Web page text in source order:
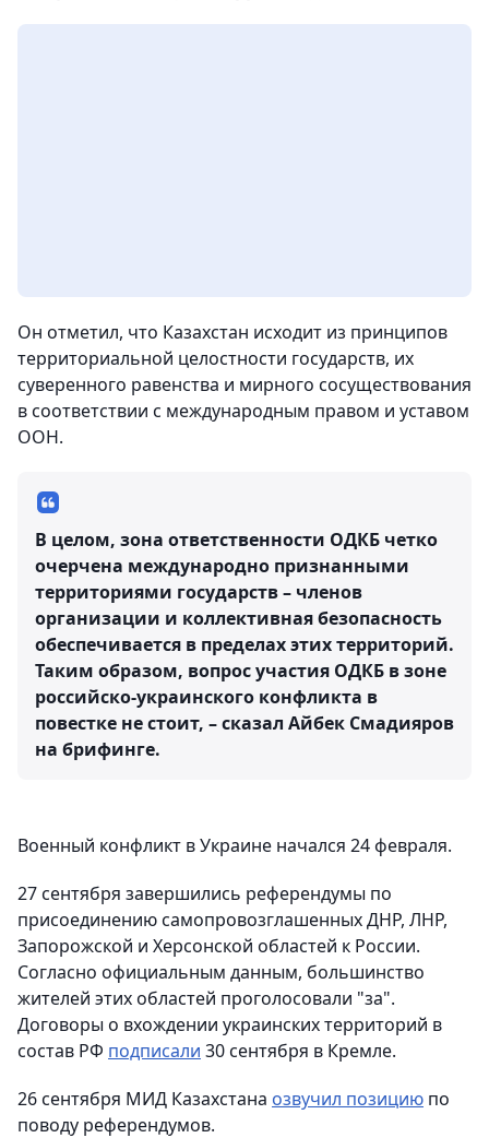
Он отметил, что Казахстан исходит из принципов
территориальной целостности государств, их
суверенного равенства и мирного сосуществования
в соответствии с международным правом и уставом
ООН.
В целом, зона ответственности ОДКБ четко
очерчена международно признанными
территориями государств – членов
организации и коллективная безопасность
обеспечивается в пределах этих территорий.
Таким образом, вопрос участия ОДКБ в зоне
российско-украинского конфликта в
повестке не стоит, – сказал Айбек Смадияров
на брифинге.
Военный конфликт в Украине начался 24 февраля.
27 сентября завершились референдумы по
присоединению самопровозглашенных ДНР, ЛНР,
Запорожской и Херсонской областей к России.
Согласно официальным данным, большинство
жителей этих областей проголосовали "за".
Договоры о вхождении украинских территорий в
состав РФ подписали 30 сентября в Кремле.
26 сентября МИД Казахстана озвучил позицию по
поводу референдумов.